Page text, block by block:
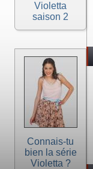
Violetta
saison 2
Connais-tu
bien la série
Violetta ?